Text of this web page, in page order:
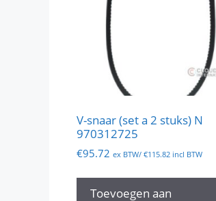
V-snaar (set a 2 stuks) N
970312725
€95.72 ex BTW/ €115.82 incl BTW
Toevoegen aan